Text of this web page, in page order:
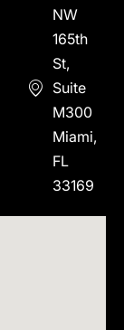
NW
165th
St,
Suite
M300
Miami,
FL
33169